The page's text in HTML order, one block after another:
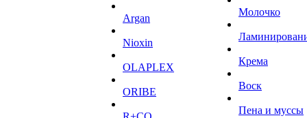
Argan
Niохin
OLAPLEX
ORIBE
Молочко
Крема
Воск
Пена и муссы